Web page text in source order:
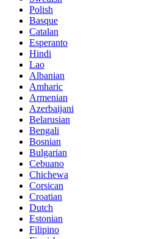
Polish
Basque
Catalan
Esperanto
Hindi
Lao
Albanian
Amharic
Armenian
Azerbaijani
Belarusian
Bengali
Bosnian
Bulgarian
Cebuano
Chichewa
Corsican
Croatian
Dutch
Estonian
Filipino